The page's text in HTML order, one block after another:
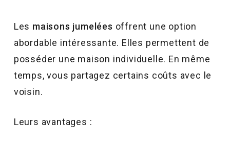
Les maisons jumelées offrent une option
abordable intéressante. Elles permettent de
posséder une maison individuelle. En même
temps, vous partagez certains coûts avec le
voisin.
Leurs avantages :